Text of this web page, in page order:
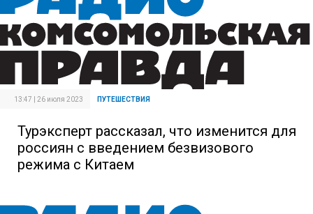
13:47 | 26 июля 2023 ПУТЕШЕСТВИЯ
Турэксперт рассказал, что изменится для
россиян с введением безвизового
режима с Китаем